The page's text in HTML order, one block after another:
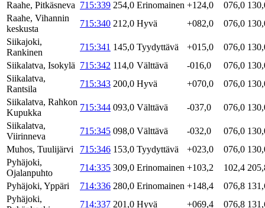
Raahe, Pitkäsneva 715:339 254,0 Erinomainen +124,0 076,0
Raahe, Vihannin
keskusta
715:340 212,0 Hyvä +082,0 076,0
Siikajoki,
Rankinen
715:341 145,0 Tyydyttävä +015,0 076,0
Siikalatva, Isokylä 715:342 114,0 Välttävä -016,0 076,0
Siikalatva,
Rantsila
715:343 200,0 Hyvä +070,0 076,0
Siikalatva, Rahkon
Kupukka
715:344 093,0 Välttävä -037,0 076,0
Siikalatva,
Viirinneva
715:345 098,0 Välttävä -032,0 076,0
Muhos, Tuulijärvi
715:346 153,0 Tyydyttävä +023,0 076,0
Pyhäjoki,
Ojalanpuhto
714:335 309,0 Erinomainen +103,2 102,4
Pyhäjoki, Yppäri
714:336 280,0 Erinomainen +148,4 076,8
Pyhäjoki,
714:337 201,0 Hyvä +069,4 076,8